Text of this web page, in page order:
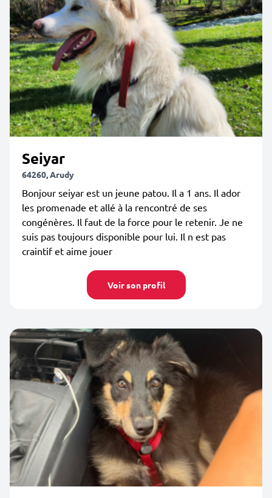
Seiyar
64260, Arudy
Bonjour seiyar est un jeune patou. Il a 1 ans. Il ador
les promenade et allé à la rencontré de ses
congénères. Il faut de la force pour le retenir. Je ne
suis pas toujours disponible pour lui. Il n est pas
craintif et aime jouer
Voir son profil